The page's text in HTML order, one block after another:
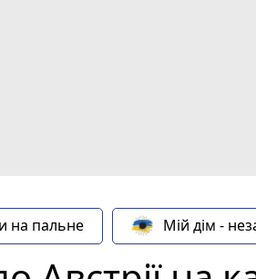
на пальне Мій дім -